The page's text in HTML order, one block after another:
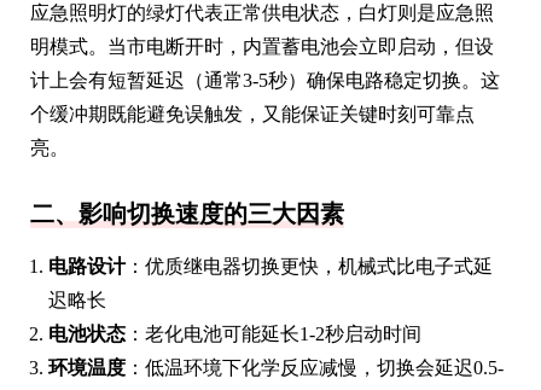
应急照明灯的绿灯代表正常供电状态，白灯则是应急照
明模式。当市电断开时，内置蓄电池会立即启动，但设
计上会有短暂延迟（通常3-5秒）确保电路稳定切换。这
个缓冲期既能避免误触发，又能保证关键时刻可靠点
亮。
二、影响切换速度的三大因素
电路设计：优质继电器切换更快，机械式比电子式延
迟略长
电池状态 ：老化电池可能延长1-2秒启动时间
环境温度 ：低温环境下化学反应减慢，切换会延迟0.5-